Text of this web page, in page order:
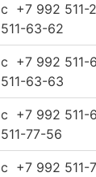
c +7 992
511-63-62
c +7 992
511-63-63
c +7 992
511-77-56
c +7 992